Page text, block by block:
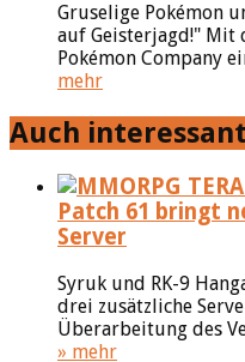
Gruselige Pokémon
auf Geisterjagd!" Mit
Pokémon Company
mehr
Auch interessant
Patch 61 bringt
Server
Syruk und RK-9
drei zusätzliche
Überarbeitung des
» mehr